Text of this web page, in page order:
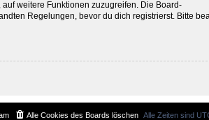
weitere Funktionen zuzugreifen. Die Board-
Regelungen, bevor du dich registrierst. Bitte
Alle Zeiten sind
Alle Cookies des Boards löschen